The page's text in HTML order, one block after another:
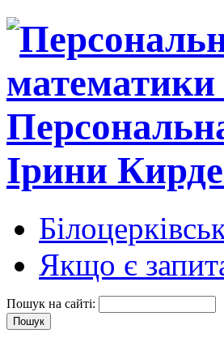
Ірини
Якщо є
Пошук на сайті: